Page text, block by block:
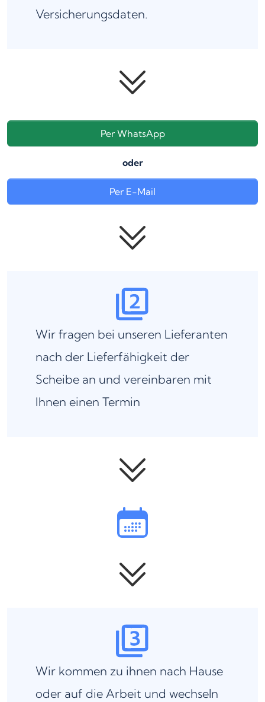
Versicherungsdaten.
Per WhatsApp
oder
Per E-Mail
Wir fragen bei unseren Lieferanten
nach der Lieferfähigkeit der
Scheibe an und vereinbaren mit
Ihnen einen Termin
Wir kommen zu ihnen nach Hause
oder auf die Arbeit und wechseln